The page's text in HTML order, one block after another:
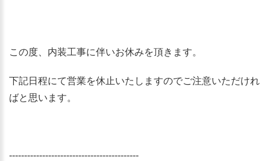
この度、内装工事に伴いお休みを頂きます。
下記日程にて営業を休止いたしますのでご注意いただけれ
ばと思います。
-------------------------------------------